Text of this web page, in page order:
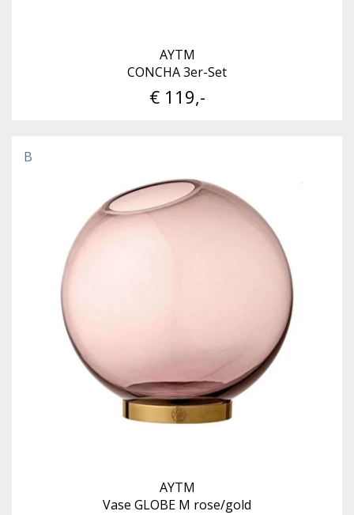
AYTM
CONCHA 3er-Set
€ 119,-
B
AYTM
Vase GLOBE M rose/gold